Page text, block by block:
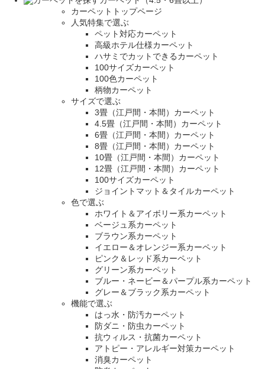
カーペットトップページ
人気特集で選ぶ
ペット対応カーペット
高級ホテル仕様カーペット
ハサミでカットできるカーペット
100サイズカーペット
100色カーペット
柄物カーペット
サイズで選ぶ
3畳（江戸間・本間）カーペット
4.5畳（江戸間・本間）カーペット
6畳（江戸間・本間）カーペット
8畳（江戸間・本間）カーペット
10畳（江戸間・本間）カーペット
12畳（江戸間・本間）カーペット
100サイズカーペット
ジョイントマット＆タイルカーペット
色で選ぶ
ホワイト＆アイボリー系カーペット
ベージュ系カーペット
ブラウン系カーペット
イエロー＆オレンジー系カーペット
ピンク＆レッド系カーペット
グリーン系カーペット
ブルー・ネービー＆パープル系カーペット
グレー＆ブラック系カーペット
機能で選ぶ
はっ水・防汚カーペット
防ダニ・防虫カーペット
抗ウィルス・抗菌カーペット
アトピー・アレルギー対策カーペット
消臭カーペット